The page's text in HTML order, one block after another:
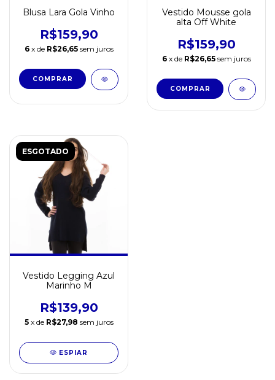
Blusa Lara Gola Vinho
R$159,90
6 x de R$26,65 sem juros
Vestido Mousse gola
alta Off White
R$159,90
6 x de R$26,65 sem juros
COMPRAR
ESGOTADO
Vestido Legging Azul
Marinho M
R$139,90
5 x de R$27,98 sem juros
ESPIAR